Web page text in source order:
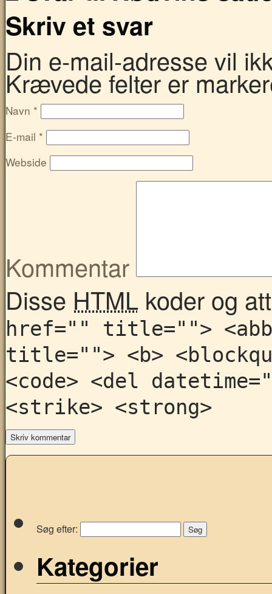
Skriv et svar
Din e-mail-adresse vil
Krævede felter er
Navn *
E-mail *
Webside
Kommentar
Disse HTML koder og
href="" title="">
title=""> <b>
<code> <del
<strike> <strong>
Søg efter:
Kategorier